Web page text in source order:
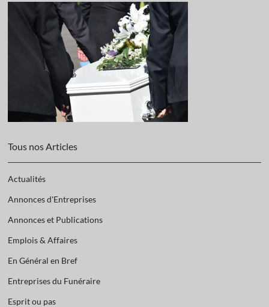
Tous nos Articles
Actualités
Annonces d'Entreprises
Annonces et Publications
Emplois & Affaires
En Général en Bref
Entreprises du Funéraire
Esprit ou pas